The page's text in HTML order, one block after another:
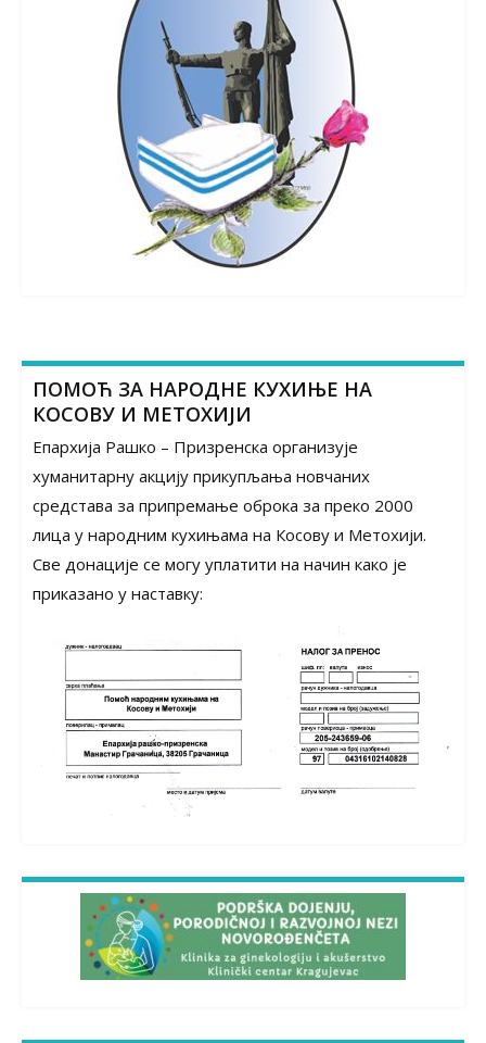
ПОМОЋ ЗА НАРОДНЕ КУХИЊЕ НА
КОСОВУ И МЕТОХИЈИ
Епархија Рашко – Призренска организује
хуманитарну акцију прикупљања новчаних
средстава за припремање оброка за преко 2000
лица у народним кухињама на Косову и Метохији.
Све донације се могу уплатити на начин како је
приказано у наставку: